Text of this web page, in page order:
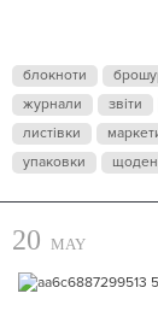
блокноти
журнали
звіти
листівки
упаковки
20 MAY